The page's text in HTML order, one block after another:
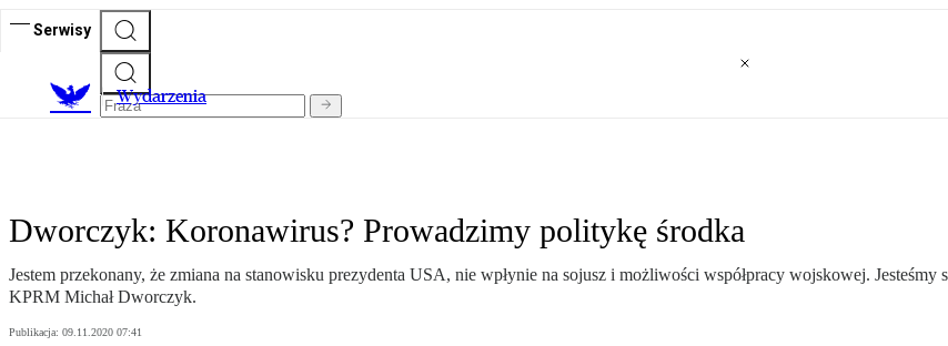
Serwisy
Wydarzenia
Dworczyk: Koronawirus? Prowadzimy politykę środka
Jestem przekonany, że zmiana na stanowisku prezydenta USA, nie wpłynie na sojusz i możliwości współpracy wojskowej.
KPRM Michał Dworczyk.
Publikacja: 09.11.2020 07:41